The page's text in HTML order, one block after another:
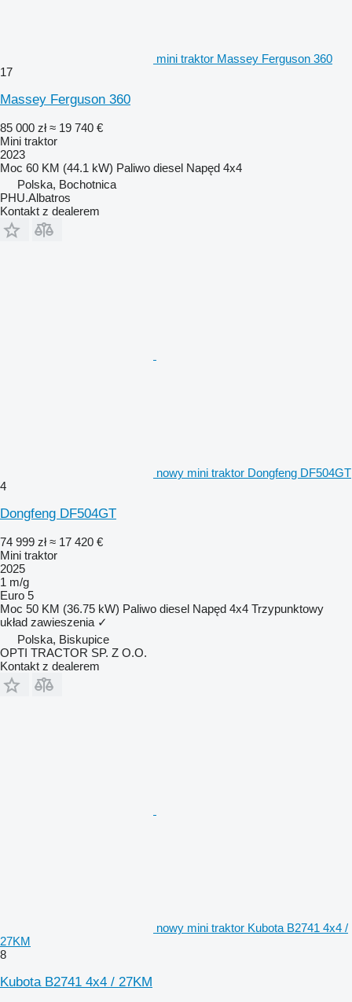
mini traktor Massey Ferguson 360
17
Massey Ferguson 360
85 000 zł ≈ 19 740 €
Mini traktor
2023
Moc 60 KM (44.1 kW) Paliwo diesel Napęd 4x4
Polska, Bochotnica
PHU.Albatros
Kontakt z dealerem
nowy mini traktor Dongfeng DF504GT
4
Dongfeng DF504GT
74 999 zł ≈ 17 420 €
Mini traktor
2025
1 m/g
Euro 5
Moc 50 KM (36.75 kW) Paliwo diesel Napęd 4x4 Trzypunktowy
układ zawieszenia ✓
Polska, Biskupice
OPTI TRACTOR SP. Z O.O.
Kontakt z dealerem
nowy mini traktor Kubota B2741 4x4 /
27KM
8
Kubota B2741 4x4 / 27KM